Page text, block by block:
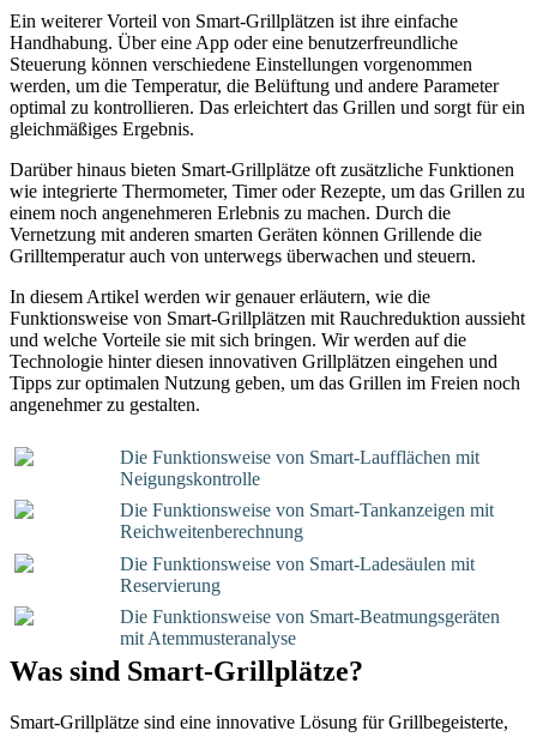
Ein weiterer Vorteil von Smart-Grillplätzen ist ihre einfache
Handhabung. Über eine App oder eine benutzerfreundliche
Steuerung können verschiedene Einstellungen vorgenommen
werden, um die Temperatur, die Belüftung und andere Parameter
optimal zu kontrollieren. Das erleichtert das Grillen und sorgt für ein
gleichmäßiges Ergebnis.
Darüber hinaus bieten Smart-Grillplätze oft zusätzliche Funktionen
wie integrierte Thermometer, Timer oder Rezepte, um das Grillen zu
einem noch angenehmeren Erlebnis zu machen. Durch die
Vernetzung mit anderen smarten Geräten können Grillende die
Grilltemperatur auch von unterwegs überwachen und steuern.
In diesem Artikel werden wir genauer erläutern, wie die
Funktionsweise von Smart-Grillplätzen mit Rauchreduktion aussieht
und welche Vorteile sie mit sich bringen. Wir werden auf die
Technologie hinter diesen innovativen Grillplätzen eingehen und
Tipps zur optimalen Nutzung geben, um das Grillen im Freien noch
angenehmer zu gestalten.
Die Funktionsweise von Smart-Laufflächen mit
Neigungskontrolle
Die Funktionsweise von Smart-Tankanzeigen mit
Reichweitenberechnung
Die Funktionsweise von Smart-Ladesäulen mit
Reservierung
Die Funktionsweise von Smart-Beatmungsgeräten
mit Atemmusteranalyse
Was sind Smart-Grillplätze?
Smart-Grillplätze sind eine innovative Lösung für Grillbegeisterte,